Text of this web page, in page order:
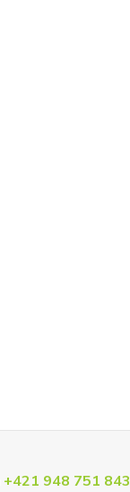
+421 948 751 843